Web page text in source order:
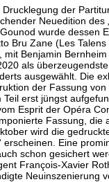
Drucklegung der
Neuedition des
wurde dessen
Bru Zane (Les
mit Benjamin
als
ausgewählt. Die
der Fassung
Teil erst jüngst
Esprit der Opéra
Fassung, die
wird die
erscheinen. Eine
schon gesichert
François-Xavier
Neuinszenierung